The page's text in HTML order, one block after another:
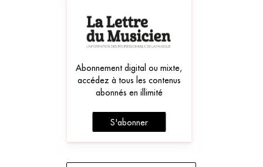
Abonnement digital ou mixte,
accédez à tous les contenus
abonnés en illimité
S'abonner